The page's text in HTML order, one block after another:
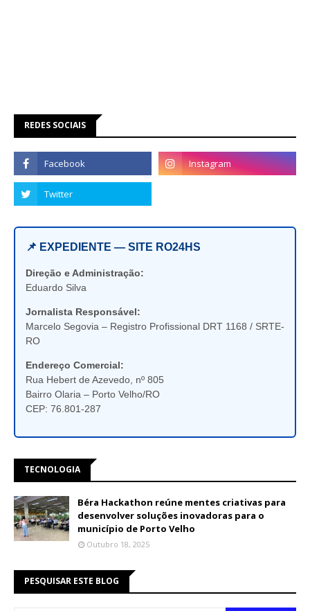
REDES SOCIAIS
📌 EXPEDIENTE — SITE RO24HS
Direção e Administração:
Eduardo Silva
Jornalista Responsável:
Marcelo Segovia – Registro Profissional DRT 1168 / SRTE-
RO
Endereço Comercial:
Rua Hebert de Azevedo, nº 805
Bairro Olaria – Porto Velho/RO
CEP: 76.801-287
TECNOLOGIA
Béra Hackathon reúne mentes criativas para
desenvolver soluções inovadoras para o
município de Porto Velho
Outubro 18, 2025
PESQUISAR ESTE BLOG